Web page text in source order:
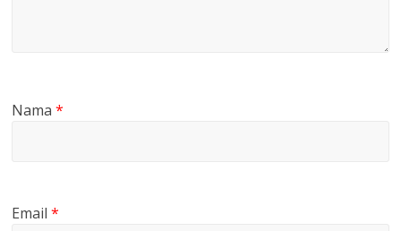
Nama*
Email*